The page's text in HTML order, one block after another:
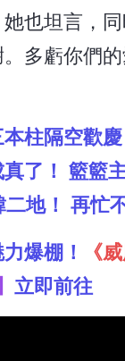
也坦言，
多虧你們
柱隔空歡
了！ 籃籃
地！ 再忙
爆棚！
《
立即前往